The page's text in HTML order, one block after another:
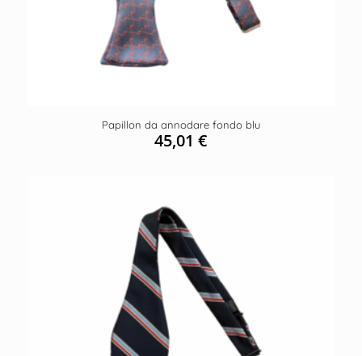
Papillon da annodare fondo blu
45,01€